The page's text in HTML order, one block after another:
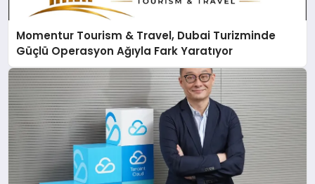
Momentur Tourism & Travel, Dubai Turizminde
Güçlü Operasyon Ağıyla Fark Yaratıyor